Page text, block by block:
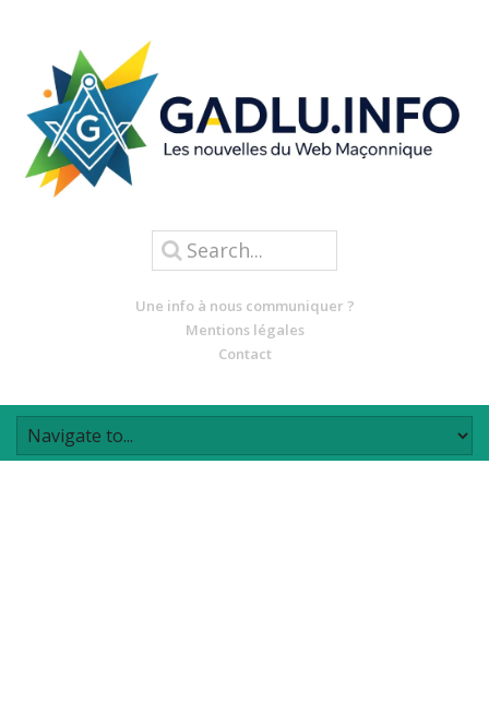
Une info à nous communiquer ?
Mentions légales
Contact